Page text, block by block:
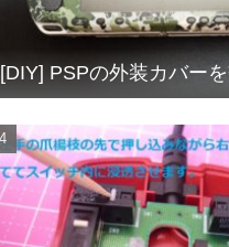
[DIY] PSPの外装カバー